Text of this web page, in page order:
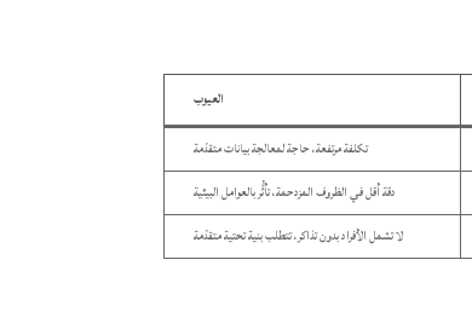
العيوب
تكلفة مرتفعة، حاجة لمعالجة بيانات متقدّمة
دقة أقل في الظروف المزدحمة، تأثُّر بالعوامل البيئية
لا تشمل الأفراد بدون تذاكر، تتطلب بنية تحتية متقدّمة